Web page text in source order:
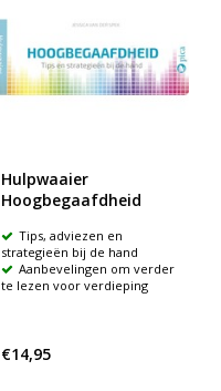
Hulpwaaier
Hoogbegaafdheid
Tips, adviezen en
strategieën bij de hand
Aanbevelingen om verder
te lezen voor verdieping
€14,95